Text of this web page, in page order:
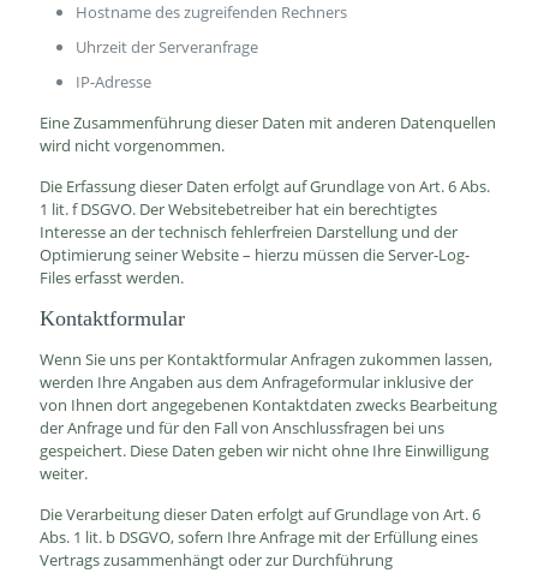
Hostname des zugreifenden Rechners
Uhrzeit der Serveranfrage
IP-Adresse
Eine Zusammenführung dieser Daten mit anderen Datenquellen
wird nicht vorgenommen.
Die Erfassung dieser Daten erfolgt auf Grundlage von Art. 6 Abs.
1 lit. f DSGVO. Der Websitebetreiber hat ein berechtigtes
Interesse an der technisch fehlerfreien Darstellung und der
Optimierung seiner Website – hierzu müssen die Server-Log-
Files erfasst werden.
Kontaktformular
Wenn Sie uns per Kontaktformular Anfragen zukommen lassen,
werden Ihre Angaben aus dem Anfrageformular inklusive der
von Ihnen dort angegebenen Kontaktdaten zwecks Bearbeitung
der Anfrage und für den Fall von Anschlussfragen bei uns
gespeichert. Diese Daten geben wir nicht ohne Ihre Einwilligung
weiter.
Die Verarbeitung dieser Daten erfolgt auf Grundlage von Art. 6
Abs. 1 lit. b DSGVO, sofern Ihre Anfrage mit der Erfüllung eines
Vertrags zusammenhängt oder zur Durchführung